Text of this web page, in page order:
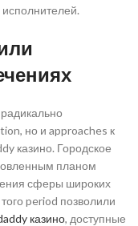
но и approaches к
казино. Городское
планом
сферы широких
period позволили
казино, доступные